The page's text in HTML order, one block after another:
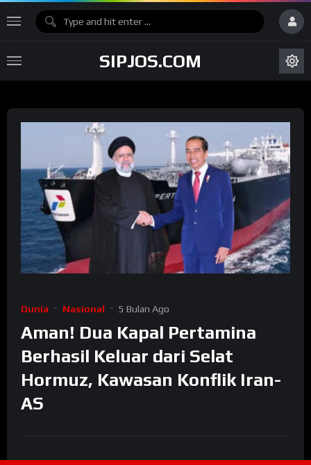
SIPJOS.COM
Dunia Nasional 5 Bulan Ago
Aman! Dua Kapal Pertamina
Berhasil Keluar dari Selat
Hormuz, Kawasan Konflik Iran-
AS